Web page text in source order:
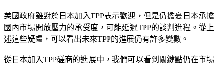
美國政府雖對於日本加入TPP表示歡迎，但是仍擔憂日本承擔
國內市場開放壓力的承受度，可能延遲TPP的談判進程。從上
述這些疑慮，可以看出未來TPP的進展仍有許多變數。
從日本加入TPP磋商的進展中，我們可以看到關鍵點仍在市場